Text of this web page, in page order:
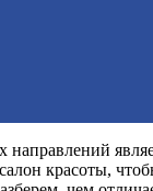
красоты,